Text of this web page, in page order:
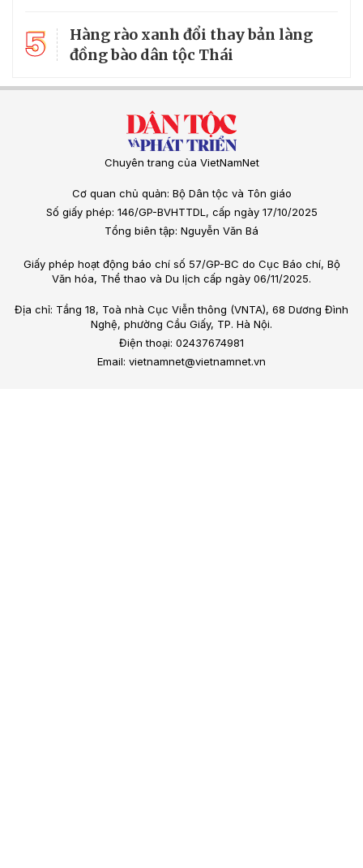
5
Hàng rào xanh đổi thay bản làng
đồng bào dân tộc Thái
Chuyên trang của VietNamNet
Cơ quan chủ quản: Bộ Dân tộc và Tôn giáo
Số giấy phép: 146/GP-BVHTTDL, cấp ngày 17/10/2025
Tổng biên tập: Nguyễn Văn Bá
Giấy phép hoạt động báo chí số 57/GP-BC do Cục Báo chí, Bộ
Văn hóa, Thể thao và Du lịch cấp ngày 06/11/2025.
Địa chỉ: Tầng 18, Toà nhà Cục Viễn thông (VNTA), 68 Dương Đình
Nghệ, phường Cầu Giấy, TP. Hà Nội.
Điện thoại: 02437674981
Email: vietnamnet@vietnamnet.vn